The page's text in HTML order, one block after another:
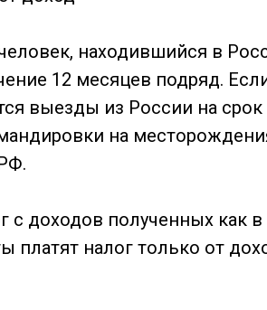
находившийся в
12 месяцев подряд.
выезды из России на
на
с доходов полученных как в
платят налог только от